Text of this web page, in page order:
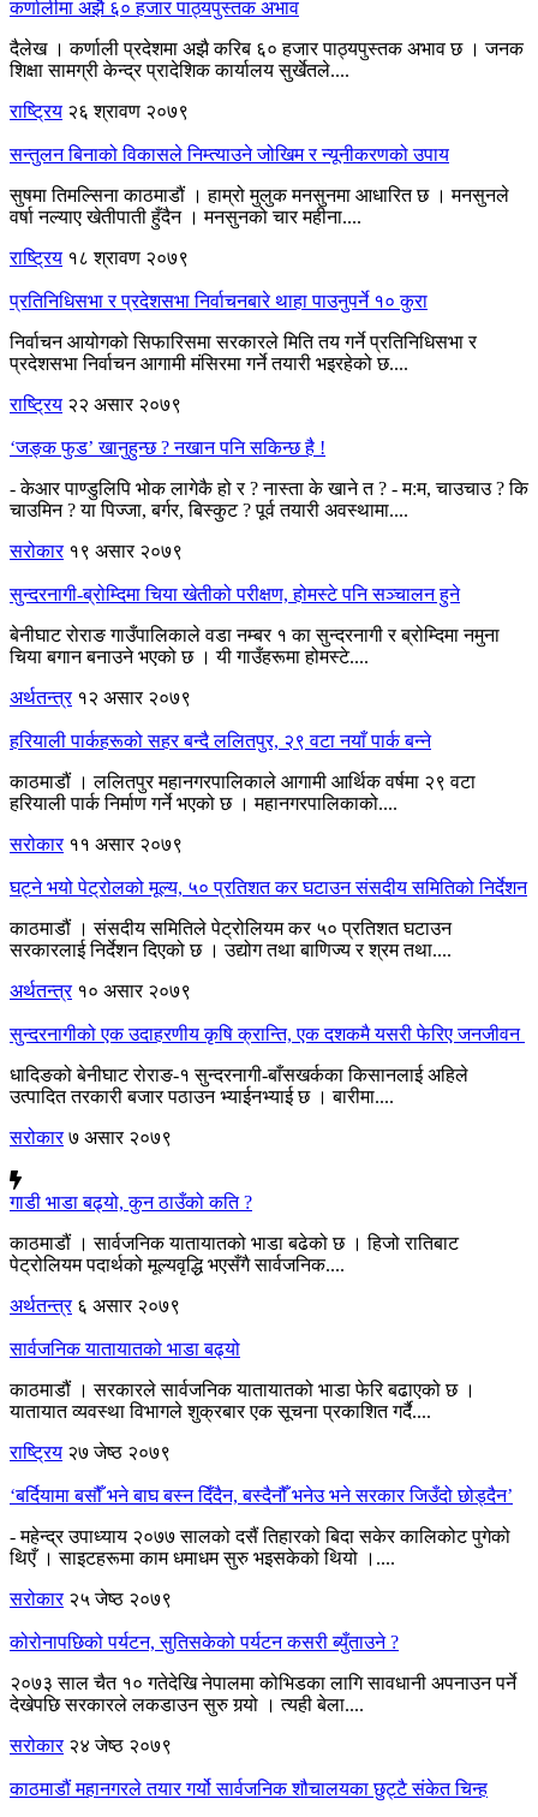
कर्णालीमा अझै ६० हजार पाठ्यपुस्तक अभाव
दैलेख । कर्णाली प्रदेशमा अझै करिब ६० हजार पाठ्यपुस्तक अभाव छ । जनक
शिक्षा सामग्री केन्द्र प्रादेशिक कार्यालय सुर्खेतले....
राष्ट्रिय २६ श्रावण २०७९
सन्तुलन बिनाको विकासले निम्त्याउने जोखिम र न्यूनीकरणको उपाय
सुषमा तिमल्सिना काठमाडौं । हाम्रो मुलुक मनसुनमा आधारित छ । मनसुनले
वर्षा नल्याए खेतीपाती हुँदैन । मनसुनको चार महीना....
राष्ट्रिय १८ श्रावण २०७९
प्रतिनिधिसभा र प्रदेशसभा निर्वाचनबारे थाहा पाउनुपर्ने १० कुरा
निर्वाचन आयोगको सिफारिसमा सरकारले मिति तय गर्ने प्रतिनिधिसभा र
प्रदेशसभा निर्वाचन आगामी मंसिरमा गर्ने तयारी भइरहेको छ....
राष्ट्रिय २२ असार २०७९
‘जङ्क फुड’ खानुहुन्छ ? नखान पनि सकिन्छ है !
- केआर पाण्डुलिपि भोक लागेकै हो र ? नास्ता के खाने त ? - म:म, चाउचाउ ? कि
चाउमिन ? या पिज्जा, बर्गर, बिस्कुट ? पूर्व तयारी अवस्थामा....
सरोकार १९ असार २०७९
सुन्दरनागी-ब्रोम्दिमा चिया खेतीको परीक्षण, होमस्टे पनि सञ्चालन हुने
बेनीघाट रोराङ गाउँपालिकाले वडा नम्बर १ का सुन्दरनागी र ब्रोम्दिमा नमुना
चिया बगान बनाउने भएको छ । यी गाउँहरूमा होमस्टे....
अर्थतन्त्र १२ असार २०७९
हरियाली पार्कहरूको सहर बन्दै ललितपुर, २९ वटा नयाँ पार्क बन्ने
काठमाडौं । ललितपुर महानगरपालिकाले आगामी आर्थिक वर्षमा २९ वटा
हरियाली पार्क निर्माण गर्ने भएको छ । महानगरपालिकाको....
सरोकार ११ असार २०७९
घट्ने भयो पेट्रोलको मूल्य, ५० प्रतिशत कर घटाउन संसदीय समितिको निर्देशन
काठमाडौं । संसदीय समितिले पेट्रोलियम कर ५० प्रतिशत घटाउन
सरकारलाई निर्देशन दिएको छ । उद्योग तथा बाणिज्य र श्रम तथा....
अर्थतन्त्र १० असार २०७९
सुन्दरनागीको एक उदाहरणीय कृषि क्रान्ति, एक दशकमै यसरी फेरिए जनजीवन
धादिङको बेनीघाट रोराङ-१ सुन्दरनागी-बाँसखर्कका किसानलाई अहिले
उत्पादित तरकारी बजार पठाउन भ्याईनभ्याई छ । बारीमा....
सरोकार ७ असार २०७९
गाडी भाडा बढ्यो, कुन ठाउँको कति ?
काठमाडौं । सार्वजनिक यातायातको भाडा बढेको छ । हिजो रातिबाट
पेट्रोलियम पदार्थको मूल्यवृद्धि भएसँगै सार्वजनिक....
अर्थतन्त्र ६ असार २०७९
सार्वजनिक यातायातको भाडा बढ्यो
काठमाडौं । सरकारले सार्वजनिक यातायातको भाडा फेरि बढाएको छ ।
यातायात व्यवस्था विभागले शुक्रबार एक सूचना प्रकाशित गर्दै....
राष्ट्रिय २७ जेष्ठ २०७९
‘बर्दियामा बसौँ भने बाघ बस्न दिँदैन, बस्दैनौँ भनेउ भने सरकार जिउँदो छोड्दैन’
- महेन्द्र उपाध्याय २०७७ सालको दसैं तिहारको बिदा सकेर कालिकोट पुगेको
थिएँ । साइटहरूमा काम धमाधम सुरु भइसकेको थियो ।....
सरोकार २५ जेष्ठ २०७९
कोरोनापछिको पर्यटन, सुतिसकेको पर्यटन कसरी ब्युँताउने ?
२०७३ साल चैत १० गतेदेखि नेपालमा कोभिडका लागि सावधानी अपनाउन पर्ने
देखेपछि सरकारले लकडाउन सुरु गर्‍यो । त्यही बेला....
सरोकार २४ जेष्ठ २०७९
काठमाडौं महानगरले तयार गर्यो सार्वजनिक शौचालयका छुट्टै संकेत चिन्ह